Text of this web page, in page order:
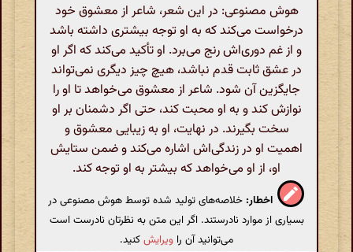
هوش مصنوعی: در این شعر، شاعر از معشوق خود
درخواست می‌کند که به او توجه بیشتری داشته باشد
و از غم دوری‌اش رنج می‌برد. او تأکید می‌کند که اگر او
در عشق ثابت قدم نباشد، هیچ چیز دیگری نمی‌تواند
جایگزین آن شود. شاعر از معشوق می‌خواهد تا او را
نوازش کند و به او محبت کند، حتی اگر دشمنان بر او
سخت بگیرند. در نهایت، او به زیبایی معشوق و
اهمیت او در زندگی‌اش اشاره می‌کند و ضمن ستایش
او، از او می‌خواهد که بیشتر به او توجه کند.
اخطار: خلاصه‌های تولید شده توسط هوش مصنوعی در
بسیاری از موارد نادرستند. اگر این متن به نظرتان نادرست است
می‌توانید آن را ویرایشکنید.